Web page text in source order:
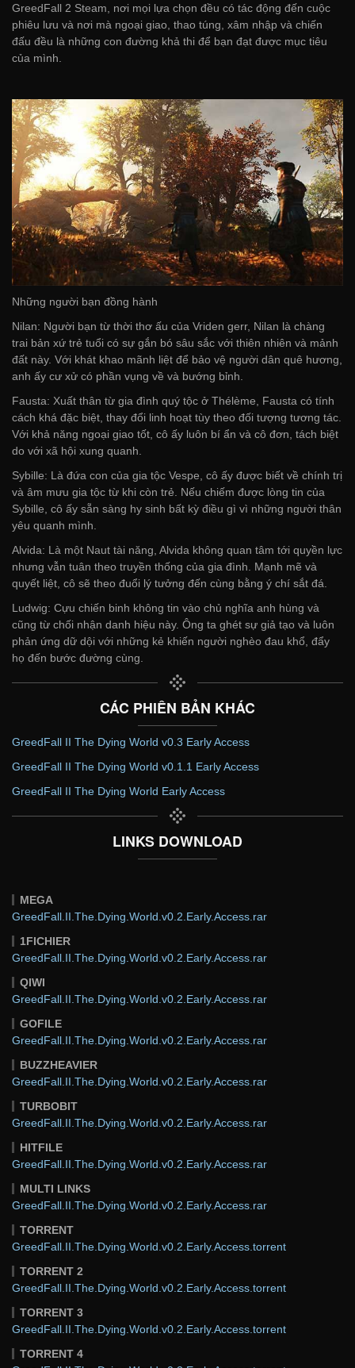
GreedFall 2 Steam, nơi mọi lựa chọn đều có tác động đến cuộc
phiêu lưu và nơi mà ngoại giao, thao túng, xâm nhập và chiến
đấu đều là những con đường khả thi để bạn đạt được mục tiêu
của mình.
Những người bạn đồng hành
Nilan: Người bạn từ thời thơ ấu của Vriden gerr, Nilan là chàng
trai bản xứ trẻ tuổi có sự gắn bó sâu sắc với thiên nhiên và mảnh
đất này. Với khát khao mãnh liệt để bảo vệ người dân quê hương,
anh ấy cư xử có phần vụng về và bướng bỉnh.
Fausta: Xuất thân từ gia đình quý tộc ở Thélème, Fausta có tính
cách khá đặc biệt, thay đổi linh hoạt tùy theo đối tượng tương tác.
Với khả năng ngoại giao tốt, cô ấy luôn bí ẩn và cô đơn, tách biệt
do với xã hội xung quanh.
Sybille: Là đứa con của gia tộc Vespe, cô ấy được biết về chính trị
và âm mưu gia tộc từ khi còn trẻ. Nếu chiếm được lòng tin của
Sybille, cô ấy sẵn sàng hy sinh bất kỳ điều gì vì những người thân
yêu quanh mình.
Alvida: Là một Naut tài năng, Alvida không quan tâm tới quyền lực
nhưng vẫn tuân theo truyền thống của gia đình. Mạnh mẽ và
quyết liệt, cô sẽ theo đuổi lý tưởng đến cùng bằng ý chí sắt đá.
Ludwig: Cựu chiến binh không tin vào chủ nghĩa anh hùng và
cũng từ chối nhận danh hiệu này. Ông ta ghét sự giả tạo và luôn
phản ứng dữ dội với những kẻ khiến người nghèo đau khổ, đẩy
họ đến bước đường cùng.
CÁC PHIÊN BẢN KHÁC
GreedFall II The Dying World v0.3 Early Access
GreedFall II The Dying World v0.1.1 Early Access
GreedFall II The Dying World Early Access
LINKS DOWNLOAD
MEGA
GreedFall.II.The.Dying.World.v0.2.Early.Access.rar
1FICHIER
GreedFall.II.The.Dying.World.v0.2.Early.Access.rar
QIWI
GreedFall.II.The.Dying.World.v0.2.Early.Access.rar
GOFILE
GreedFall.II.The.Dying.World.v0.2.Early.Access.rar
BUZZHEAVIER
GreedFall.II.The.Dying.World.v0.2.Early.Access.rar
TURBOBIT
GreedFall.II.The.Dying.World.v0.2.Early.Access.rar
HITFILE
GreedFall.II.The.Dying.World.v0.2.Early.Access.rar
MULTI LINKS
GreedFall.II.The.Dying.World.v0.2.Early.Access.rar
TORRENT
GreedFall.II.The.Dying.World.v0.2.Early.Access.torrent
TORRENT 2
GreedFall.II.The.Dying.World.v0.2.Early.Access.torrent
TORRENT 3
GreedFall.II.The.Dying.World.v0.2.Early.Access.torrent
TORRENT 4